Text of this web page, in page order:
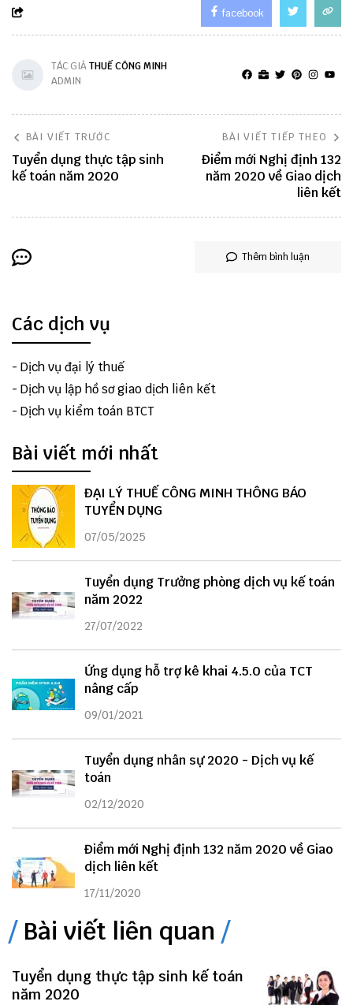
facebook
TÁC GIẢTHUẾ CÔNG MINH
ADMIN
BÀI VIẾT TRƯỚC
Tuyển dụng thực tập sinh
kế toán năm 2020
BÀI VIẾT TIẾP THEO
Điểm mới Nghị định 132
năm 2020 về Giao dịch
liên kết
Thêm bình luận
Các dịch vụ
- Dịch vụ đại lý thuế
- Dịch vụ lập hồ sơ giao dịch liên kết
- Dịch vụ kiểm toán BTCT
Bài viết mới nhất
ĐẠI LÝ THUẾ CÔNG MINH THÔNG BÁO
TUYỂN DỤNG
07/05/2025
Tuyển dụng Trưởng phòng dịch vụ kế toán
năm 2022
27/07/2022
Ứng dụng hỗ trợ kê khai 4.5.0 của TCT
nâng cấp
09/01/2021
Tuyển dụng nhân sự 2020 - Dịch vụ kế
toán
02/12/2020
Điểm mới Nghị định 132 năm 2020 về Giao
dịch liên kết
17/11/2020
Bài viết liên quan
Tuyển dụng thực tập sinh kế toán
năm 2020